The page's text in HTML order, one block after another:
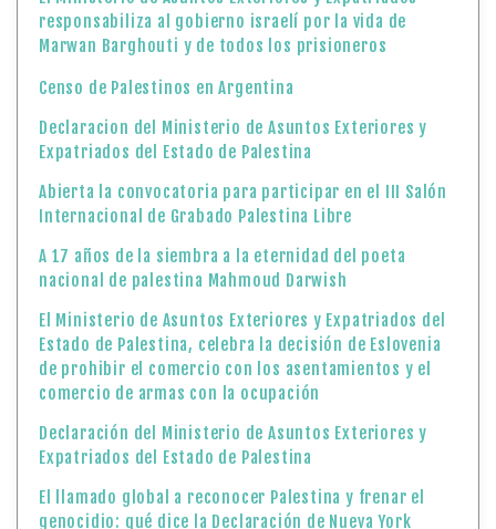
responsabiliza al gobierno israelí por la vida de
Marwan Barghouti y de todos los prisioneros
Censo de Palestinos en Argentina
Declaracion del Ministerio de Asuntos Exteriores y
Expatriados del Estado de Palestina
Abierta la convocatoria para participar en el III Salón
Internacional de Grabado Palestina Libre
A 17 años de la siembra a la eternidad del poeta
nacional de palestina Mahmoud Darwish
El Ministerio de Asuntos Exteriores y Expatriados del
Estado de Palestina, celebra la decisión de Eslovenia
de prohibir el comercio con los asentamientos y el
comercio de armas con la ocupación
Declaración del Ministerio de Asuntos Exteriores y
Expatriados del Estado de Palestina
El llamado global a reconocer Palestina y frenar el
genocidio: qué dice la Declaración de Nueva York